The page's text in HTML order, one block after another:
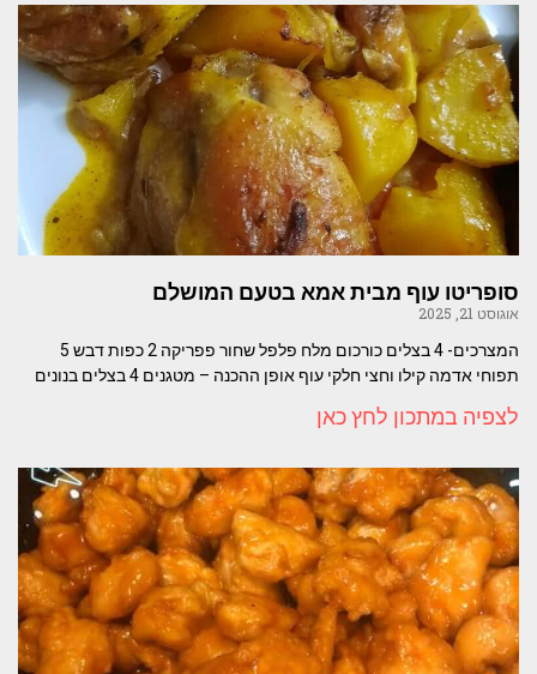
סופריטו עוף מבית אמא בטעם המושלם
אוגוסט 21, 2025
המצרכים- 4 בצלים כורכום מלח פלפל שחור פפריקה 2 כפות דבש 5
תפוחי אדמה קילו וחצי חלקי עוף אופן ההכנה – מטגנים 4 בצלים בנונים
לצפיה במתכון לחץ כאן